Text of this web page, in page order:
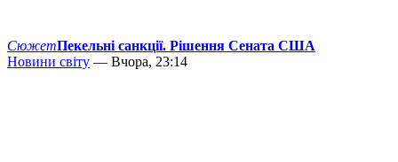
СюжетПекельні санкції. Рішення Сената США
Новини світу — Вчора, 23:14